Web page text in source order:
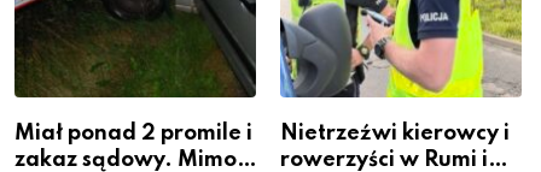
Miał ponad 2 promile i
zakaz sądowy. Mimo
Nietrzeźwi kierowcy i
rowerzyści w Rumi i